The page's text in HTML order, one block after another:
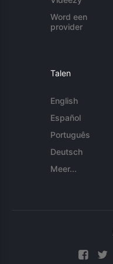
Word een
provider
Talen
English
Español
Português
Deutsch
Meer...